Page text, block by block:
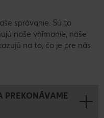
správanie. Sú to
naše vnímanie, naše
na to, čo je pre nás
PREKONÁVAME